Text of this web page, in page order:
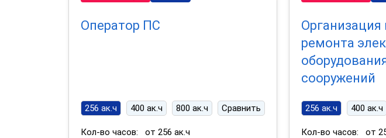
Оператор ПС
256 ак.ч 400 ак.ч 800 ак.ч Сравнить
Кол-во часов:
от 256 ак.ч
Организация
ремонта
сооружений
256 ак.ч 400 ак.ч
Кол-во часов:
от